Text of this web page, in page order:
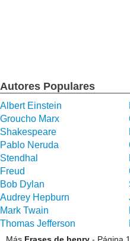
Autores Populares
Albert Einstein
Groucho Marx
Shakespeare
Pablo Neruda
Stendhal
Freud
Bob Dylan
Audrey Hepburn
Mark Twain
Thomas Jefferson